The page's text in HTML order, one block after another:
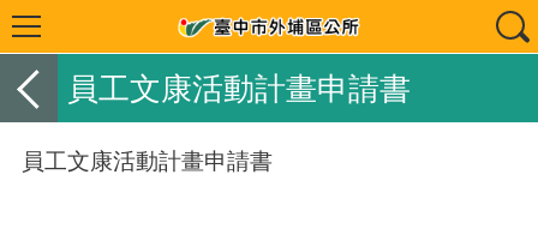
員工文康活動計畫申請書
員工文康活動計畫申請書